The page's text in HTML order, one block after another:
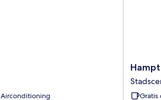
Airconditioning
by
Hilton
Bath